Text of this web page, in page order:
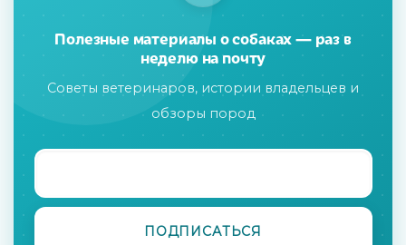
Полезные материалы о собаках — раз в
неделю на почту
Советы ветеринаров, истории владельцев и
обзоры пород